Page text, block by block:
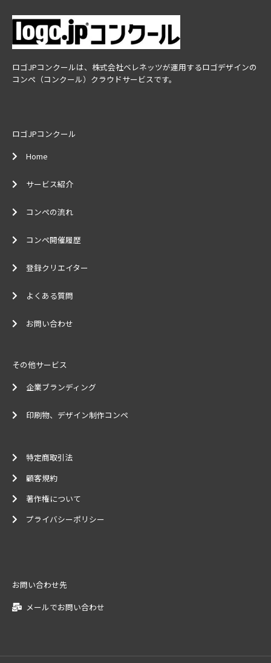
ロゴJPコンクールは、株式会社ベレネッツが運用するロゴデザインの
コンペ（コンクール）クラウドサービスです。
ロゴJPコンクール
Home
サービス紹介
コンペの流れ
コンペ開催履歴
登録クリエイター
よくある質問
お問い合わせ
その他サービス
企業ブランディング
印刷物、デザイン制作コンペ
特定商取引法
顧客規約
著作権について
プライバシーポリシー
お問い合わせ先
メールでお問い合わせ